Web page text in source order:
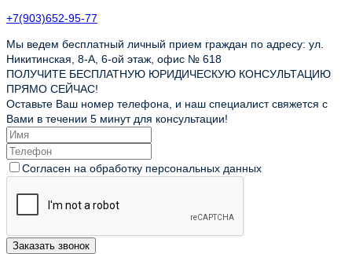
+7(903)652-95-77
Мы ведем бесплатный личный прием граждан по адресу: ул.
Никитинская, 8-А, 6-ой этаж, офис № 618
ПОЛУЧИТЕ БЕСПЛАТНУЮ ЮРИДИЧЕСКУЮ КОНСУЛЬТАЦИЮ
ПРЯМО СЕЙЧАС!
Оставьте Ваш номер телефона, и наш специалист свяжется с
Вами в течении 5 минут для консультации!
Согласен на обработку персональных данных
Заказать звонок